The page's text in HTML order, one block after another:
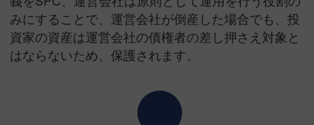
みにすることで、運営会社が倒産した場合でも、投
資家の資産は運営会社の債権者の差し押さえ対象と
はならないため、保護されます。